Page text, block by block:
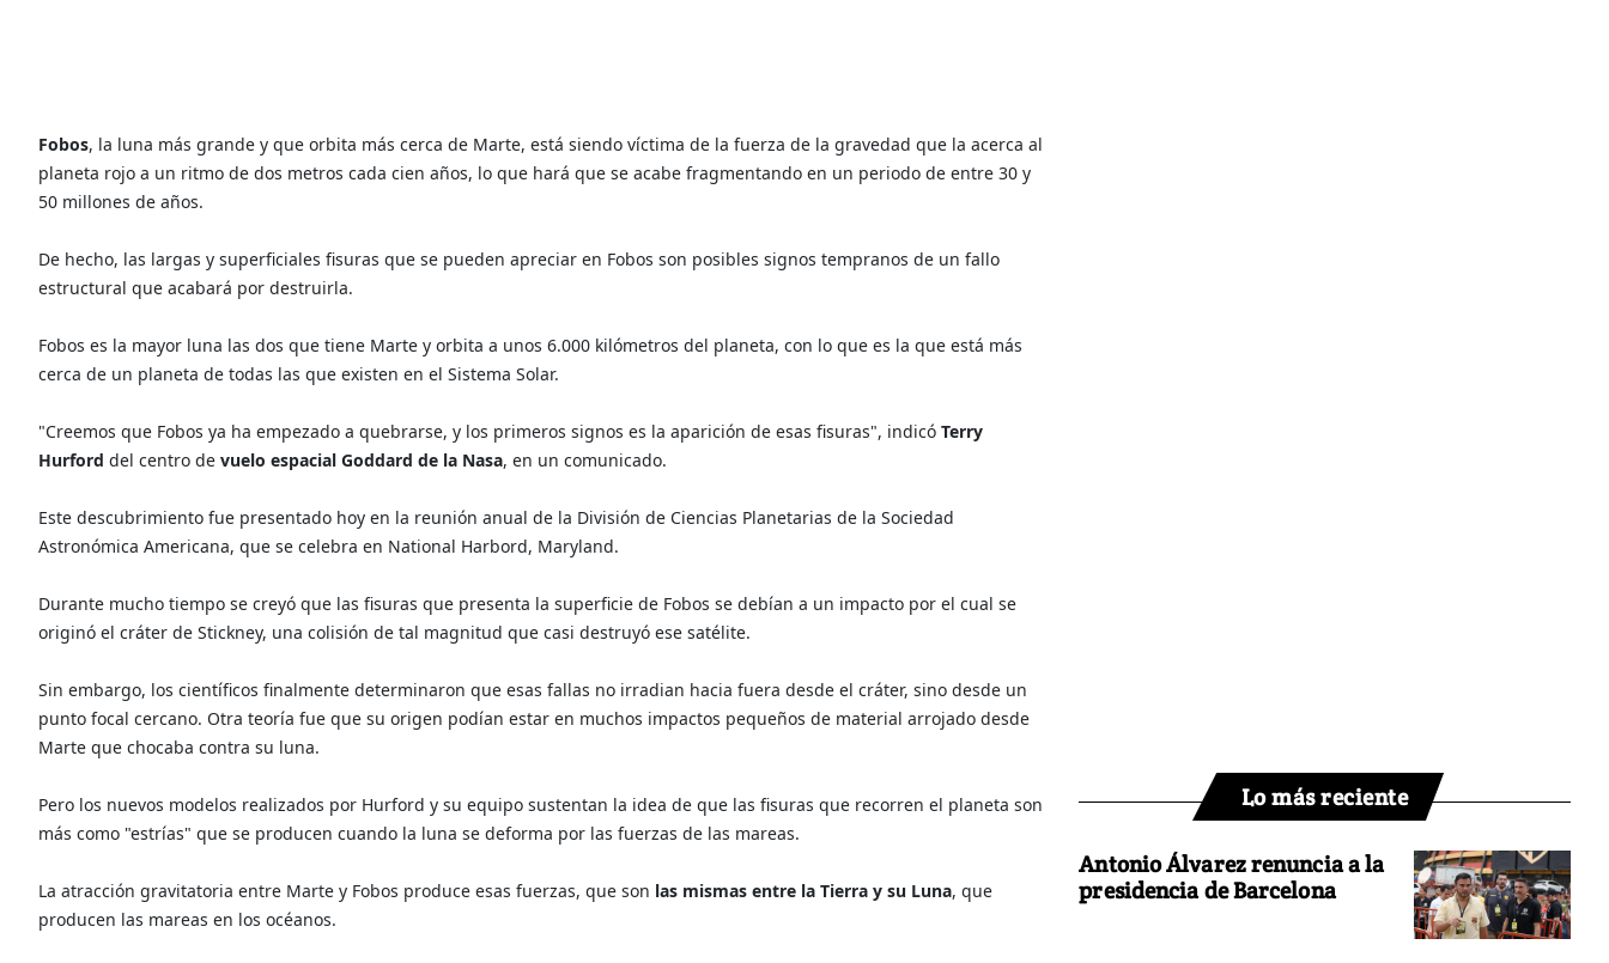
Fobos, la luna más grande y que orbita más cerca de Marte, está siendo víctima de la fuerza de la gravedad que la acerca al
planeta rojo a un ritmo de dos metros cada cien años, lo que hará que se acabe fragmentando en un periodo de entre 30 y
50 millones de años.
De hecho, las largas y superficiales fisuras que se pueden apreciar en Fobos son posibles signos tempranos de un fallo
estructural que acabará por destruirla.
Fobos es la mayor luna las dos que tiene Marte y orbita a unos 6.000 kilómetros del planeta, con lo que es la que está más
cerca de un planeta de todas las que existen en el Sistema Solar.
"Creemos que Fobos ya ha empezado a quebrarse, y los primeros signos es la aparición de esas fisuras", indicó Terry
Hurford del centro de vuelo espacial Goddard de la Nasa, en un comunicado.
Este descubrimiento fue presentado hoy en la reunión anual de la División de Ciencias Planetarias de la Sociedad
Astronómica Americana, que se celebra en National Harbord, Maryland.
Durante mucho tiempo se creyó que las fisuras que presenta la superficie de Fobos se debían a un impacto por el cual se
originó el cráter de Stickney, una colisión de tal magnitud que casi destruyó ese satélite.
Sin embargo, los científicos finalmente determinaron que esas fallas no irradian hacia fuera desde el cráter, sino desde un
punto focal cercano. Otra teoría fue que su origen podían estar en muchos impactos pequeños de material arrojado desde
Marte que chocaba contra su luna.
Pero los nuevos modelos realizados por Hurford y su equipo sustentan la idea de que las fisuras que recorren el planeta son
más como "estrías" que se producen cuando la luna se deforma por las fuerzas de las mareas.
La atracción gravitatoria entre Marte y Fobos produce esas fuerzas, que son las mismas entre la Tierra y su Luna, que
producen las mareas en los océanos.
Lo más reciente
Antonio Álvarez renuncia a la
presidencia de Barcelona